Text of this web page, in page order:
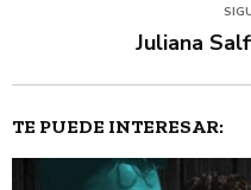
Juliana
TE PUEDE INTERESAR: